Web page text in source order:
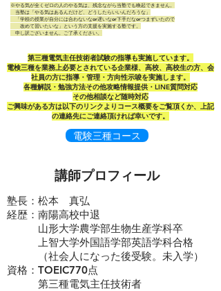
※やる気が全くゼロの人のやる気は、残念ながら当塾でも喚起できません。
当塾は「やる気はあるんだけど、どうしたらいいんだろうな」
「学校の授業が自分には合わないなor遅いなor下手だなorつまずいたので
改めて習いたいな」という方の支援を実施する塾です。
申し訳ございません。ご了承ください。
​第三種電気主任技術者試験の指導も実施しています。
電検三種を業務上必要とされている企業様、高校、高校生の方、会
社員の方に指導・管理・方向性示唆を実施します。
各種解説・勉強方法その他攻略情報提供・LINE質問対応
​その他相談など随時対応
​ご興味がある方は以下のリンクよりコース概要をご覧頂くか、上記
の連絡先にご連絡頂ければ幸いです。
電験三種コース
講師プロフィール
塾長：松本 真弘
経歴：南陽高校中退
山形大学農学部生物生産学科卒
上智大学外国語学部英語学科合格
（社会人になった後受験。未入学）
資格：TOEIC770点
​ 第三種電気主任技術者